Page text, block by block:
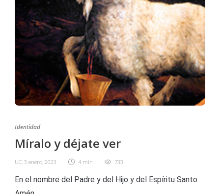
Identidad
Míralo y déjate ver
UC, 3 enero, 2023 4 min 733
En el nombre del Padre y del Hijo y del Espíritu Santo.